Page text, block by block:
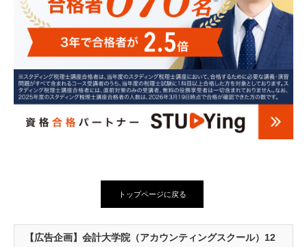
トップページに戻る
【広告企画】会計大学院（アカウンティングスクール）12